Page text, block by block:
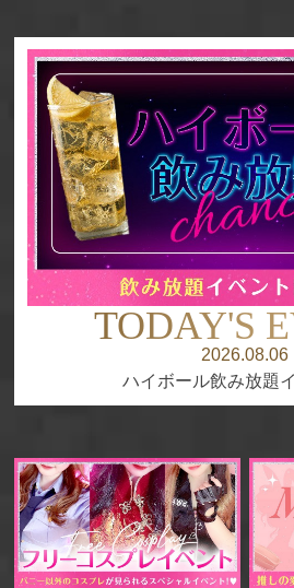
店舗情報・よく
VISITORS
RECRUIT
採用情報
TODAY'S
2026.08.06
ハイボール飲み放題